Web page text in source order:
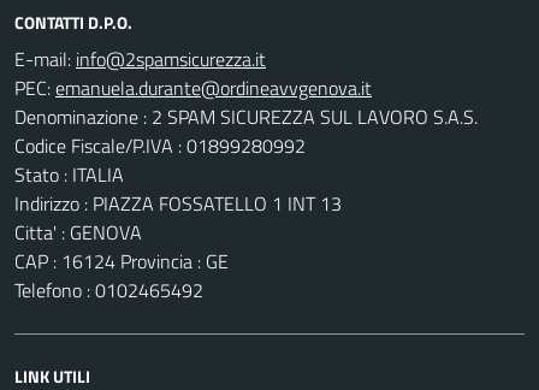
CONTATTI D.P.O.
E-mail:
PEC:
Denominazione : 2 SPAM SICUREZZA SUL LAVORO S.A.S.
Codice Fiscale/P.IVA : 01899280992
Stato : ITALIA
Indirizzo : PIAZZA FOSSATELLO 1 INT 13
Citta' : GENOVA
CAP : 16124 Provincia : GE
Telefono : 0102465492
LINK UTILI